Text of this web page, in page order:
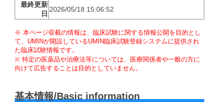
最終更新
日
2026/05/18 15:06:52
※ 本ページ収載の情報は、臨床試験に関する情報公開を目的とし
て、UMINが開設しているUMIN臨床試験登録システムに提供され
た臨床試験情報です。
※ 特定の医薬品や治療法等については、医療関係者や一般の方に
向けて広告することは目的としていません。
基本情報/Basic information